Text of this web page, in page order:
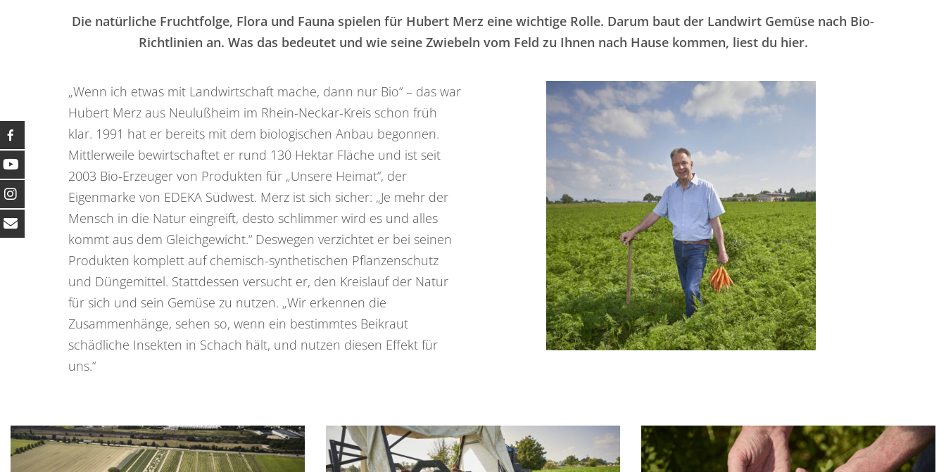
Die natürliche Fruchtfolge, Flora und Fauna spielen für Hubert Merz eine wichtige Rolle. Darum baut der Landwirt Gemüse nach Bio-
Richtlinien an. Was das bedeutet und wie seine Zwiebeln vom Feld zu Ihnen nach Hause kommen, liest du hier.
„Wenn ich etwas mit Landwirtschaft mache, dann nur Bio“ – das war
Hubert Merz aus Neulußheim im Rhein-Neckar-Kreis schon früh
klar. 1991 hat er bereits mit dem biologischen Anbau begonnen.
Mittlerweile bewirtschaftet er rund 130 Hektar Fläche und ist seit
2003 Bio-Erzeuger von Produkten für „Unsere Heimat“, der
Eigenmarke von EDEKA Südwest. Merz ist sich sicher: „Je mehr der
Mensch in die Natur eingreift, desto schlimmer wird es und alles
kommt aus dem Gleichgewicht.“ Deswegen verzichtet er bei seinen
Produkten komplett auf chemisch-synthetischen Pflanzenschutz
und Düngemittel. Stattdessen versucht er, den Kreislauf der Natur
für sich und sein Gemüse zu nutzen. „Wir erkennen die
Zusammenhänge, sehen so, wenn ein bestimmtes Beikraut
schädliche Insekten in Schach hält, und nutzen diesen Effekt für
uns.“